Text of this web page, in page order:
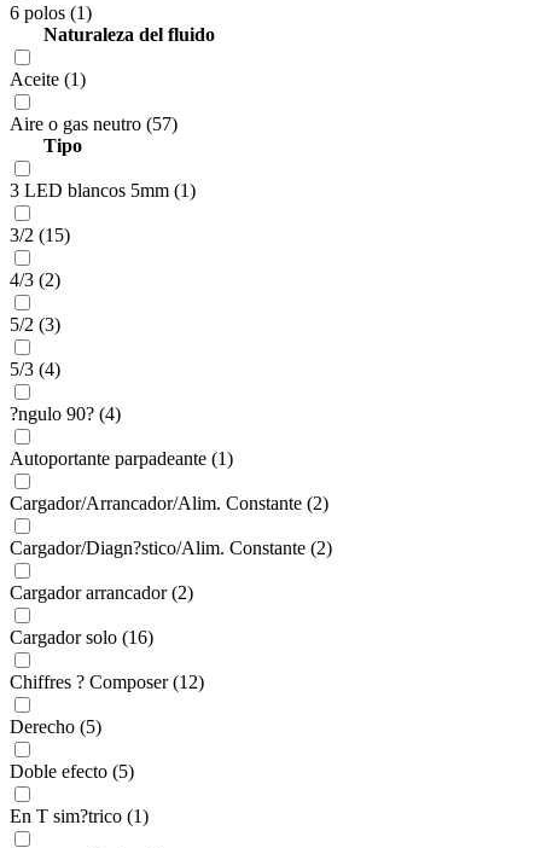
6 polos (1)
Naturaleza del fluido
Aceite (1)
Aire o gas neutro (57)
Tipo
3 LED blancos 5mm (1)
3/2 (15)
4/3 (2)
5/2 (3)
5/3 (4)
?ngulo 90? (4)
Autoportante parpadeante (1)
Cargador/Arrancador/Alim. Constante (2)
Cargador/Diagn?stico/Alim. Constante (2)
Cargador arrancador (2)
Cargador solo (16)
Chiffres ? Composer (12)
Derecho (5)
Doble efecto (5)
En T sim?trico (1)